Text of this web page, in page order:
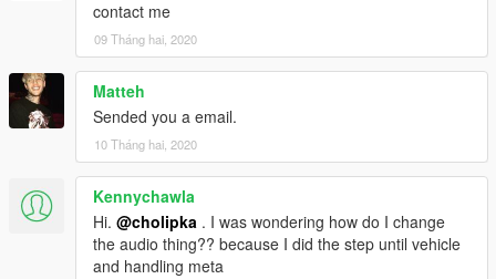
contact me
09 Tháng hai, 2020
Matteh
Sended you a email.
10 Tháng hai, 2020
Kennychawla
Hi. @cholipka . I was wondering how do I change
the audio thing?? because I did the step until vehicle
and handling meta